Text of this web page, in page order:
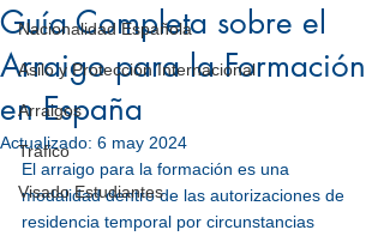
Nacionalidad Española
Asilo y Protección Internacional
Arraigos
Tráfico
Visado Estudiantes
Guía Completa sobre el
Arraigo para la Formación
en España
Actualizado: 6 may 2024
El arraigo para la formación es una
modalidad dentro de las autorizaciones de
residencia temporal por circunstancias